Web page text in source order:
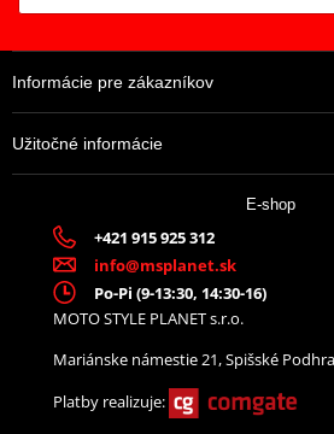
Na objednávku
Informácie pre zákazníkov
Užitočné informácie
E-shop
+421 915 925 312
info@msplanet.sk
Po-Pi (9-13:30, 14:30-16)
MOTO STYLE PLANET s.r.o.
Mariánske námestie 21, Spišské
Platby realizuje: